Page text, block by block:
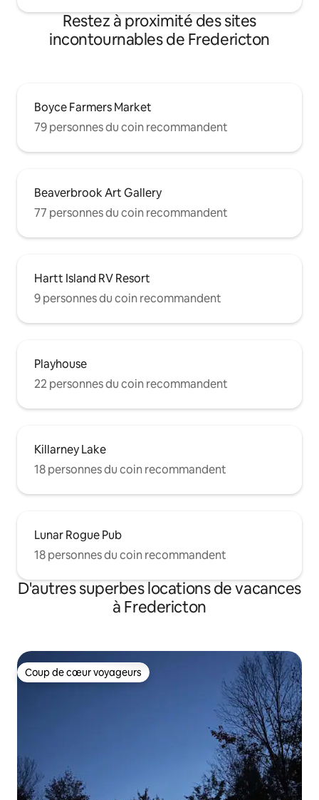
Restez à proximité des sites
incontournables de Fredericton
Boyce Farmers Market
79 personnes du coin recommandent
Beaverbrook Art Gallery
77 personnes du coin recommandent
Hartt Island RV Resort
9 personnes du coin recommandent
Playhouse
22 personnes du coin recommandent
Killarney Lake
18 personnes du coin recommandent
Lunar Rogue Pub
18 personnes du coin recommandent
D'autres superbes locations de vacances
à Fredericton
Coup de cœur voyageurs
Coup de cœur voyageurs